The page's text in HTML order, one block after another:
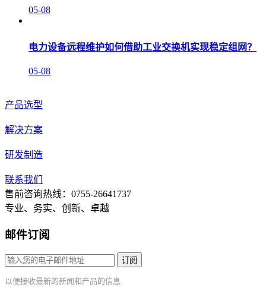
05-08
电力设备远程维护如何借助工业交换机实现稳定组网？
05-08
产品选型
解决方案
研发制造
联系我们
售前咨询热线：0755-26641737
专业、务实、创新、卓越
邮件订阅
订阅
以便接收最新的新闻和产品的信息